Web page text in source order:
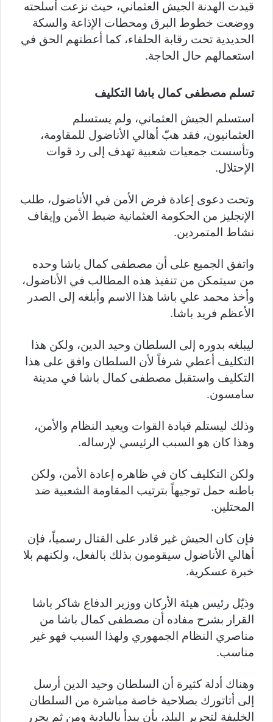
قيدت الهدنة الجيش العثماني، حيث نزعت أسلحته
ووضعت خطوط البرق ومحطات الإذاعة والسكة
الحديدية تحت رقابة الحلفاء، كما أعطتهم الحق في
استعمالهم حال الحاجة.
تسلم مصطفى كمال باشا التكليف
استسلم الجيش العثماني، ولم يستسلم
العثمانيون، فقد هبّ أهالي الأناضول للمقاومة،
وتأسست جمعيات شعبية تهدف إلى رد قوات
الإحتلال.
وتحت دعوى إعادة فرض الأمن في الأناضول، طلب
الإنجليز من الحكومة العثمانية ضبط الأمن وإيقاف
نشاط المتمردين.
واتفق الجميع على أن مصطفى كمال باشا وحده
من سيتمكن من تنفيذ هذه المطالب في الأناضول،
وأخذ محمد علي باشا هذا الاسم وأبلغه إلى الصدر
الأعظم فريد باشا.
ليبلغه بدوره إلى السلطان وحيد الدين، ولكن هذا
التكليف أعطي شرفاً لأن السلطان وافق على هذا
التكليف واستقبل مصطفى كمال باشا في مدينة
سامسون.
وذلك ليستلم قيادة القوات ويعيد النظام والأمن،
وهذا كان هو السبب الرئيسي لإرساله.
ولكن التكليف كان في ظاهره إعادة الأمن، ولكن
باطنه حمل توجيهاً بترتيب المقاومة الشعبية ضد
المحتلين.
فإن كان الجيش غير قادر على القتال رسمياً، فإن
أهالي الأناضول سيقومون بذلك بالفعل، ولكنهم بلا
خبرة عسكرية.
وذيّل رئيس هيئة الأركان ووزير الدفاع شاكر باشا
القرار بشرح مفاده أن مصطفى كمال باشا من
مناصري النظام الجمهوري ولهذا السبب فهو غير
مناسب.
وهناك أدلة كثيرة أن السلطان وحيد الدين أرسل
إلى أتاتورك بصلاحية خاصة مباشرة من السلطان
الخليفة لتحرير البلد، بأن يبدأ بالبادية ومن ثم يحرر